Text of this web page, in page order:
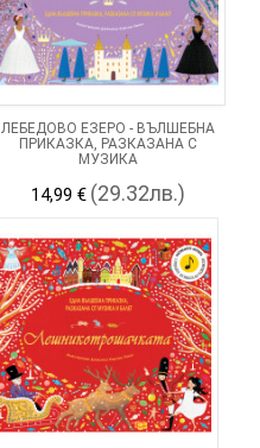
ЛЕБЕДОВО ЕЗЕРО - ВЪЛШЕБНА
ПРИКАЗКА, РАЗКАЗАНА С
МУЗИКА
14,99 € (29.32лв.)